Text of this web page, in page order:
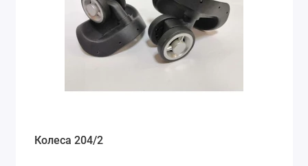
Колеса 204/2